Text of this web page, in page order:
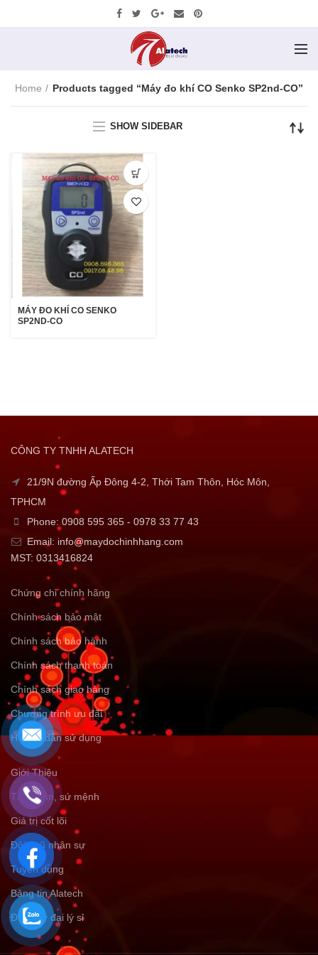
Home Products tagged “Máy đo khí CO Senko SP2nd-CO”
SHOW SIDEBAR
MÁY ĐO KHÍ CO SENKO
SP2ND-CO
CÔNG TY TNHH ALATECH
21/9N đường Ấp Đông 4-2, Thới Tam Thôn, Hóc Môn,
TPHCM
Phone: 0908 595 365 - 0978 33 77 43
Email: info@maydochinhhang.com
MST: 0313416824
Chứng chỉ chính hãng
Chính sách bảo mật
Chính sách bảo hành
Chính sách thanh toán
Chính sách giao hàng
Chương trình ưu đãi
Hướng dẫn sử dụng
Giới Thiệu
Tầm nhìn, sứ mệnh
Giá trị cốt lõi
Đội ngũ nhân sự
Tuyển dụng
Bảng tin Alatech
Đăng ký đại lý sỉ